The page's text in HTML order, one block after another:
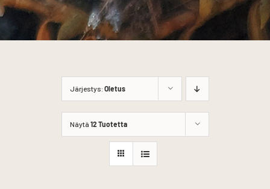
Järjestys: Oletus
Näytä 12 Tuotetta